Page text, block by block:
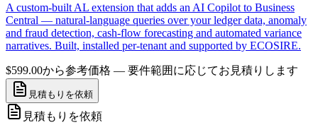
A custom-built AL extension that adds an AI Copilot to Business
Central — natural-language queries over your ledger data, anomaly
and fraud detection, cash-flow forecasting and automated variance
narratives. Built, installed per-tenant and supported by ECOSIRE.
$599.00から参考価格 — 要件範囲に応じてお見積りします
見積もりを依頼
見積もりを依頼